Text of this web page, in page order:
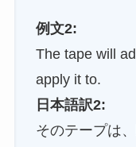
例文2:
The tape will
apply it to.
日本語訳2:
そのテープは